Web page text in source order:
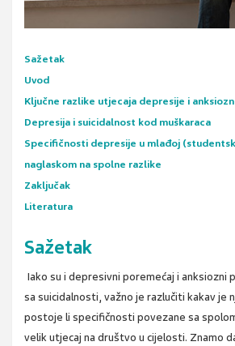
Sažetak
Uvod
Ključne razlike utjecaja depresije i
Depresija i suicidalnost kod muškaraca
Specifičnosti depresije u mlađoj
naglaskom na spolne razlike
Zaključak
Literatura
Sažetak
Iako su i depresivni poremećaj i anksiozni
sa suicidalnosti, važno je razlučiti kakav je
postoje li specifičnosti povezane sa
velik utjecaj na društvo u cijelosti. Znamo